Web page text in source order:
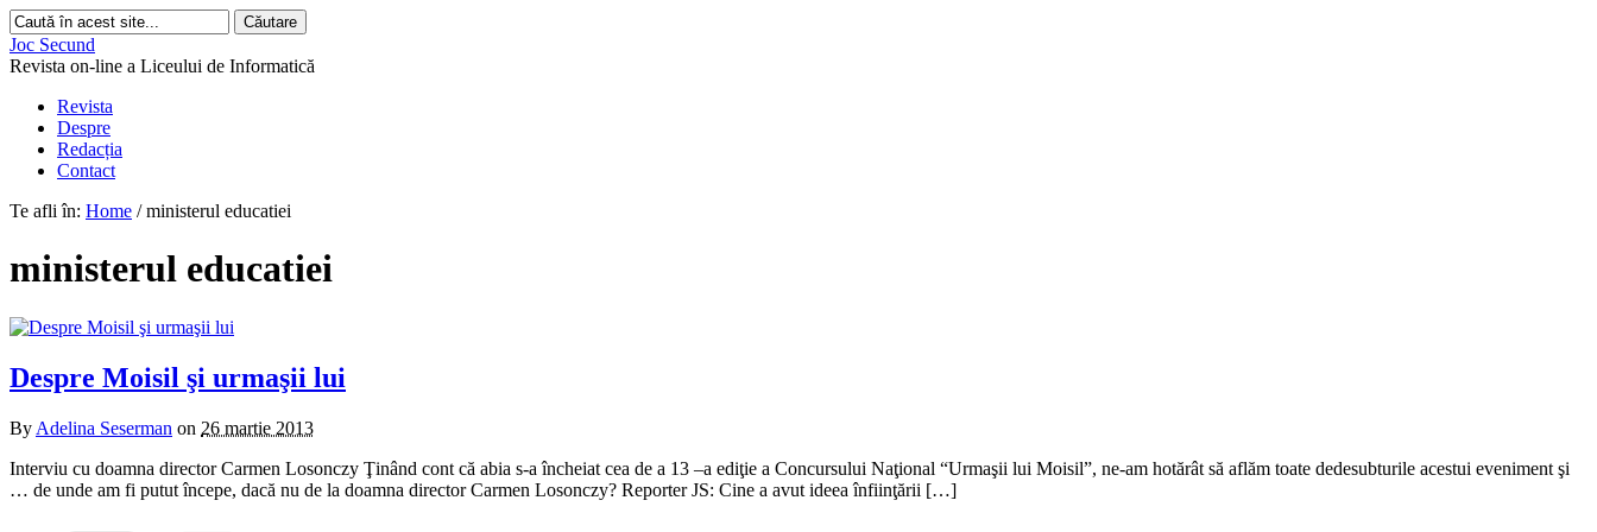
Joc Secund
Revista on-line a Liceului de Informatică
Revista
Despre
Redacția
Contact
Te afli în: Home / ministerul educatiei
ministerul educatiei
Despre Moisil şi urmaşii lui
By Adelina Seserman on 26 martie 2013
Interviu cu doamna director Carmen Losonczy Ţinând cont că abia s-a încheiat cea de a 13 –a ediţie a Concursului Naţional “Urmaşii lui Moisil”, ne-am hotărât să aflăm toate dedesubturile acestui eveniment şi
… de unde am fi putut începe, dacă nu de la doamna director Carmen Losonczy? Reporter JS: Cine a avut ideea înfiinţării […]